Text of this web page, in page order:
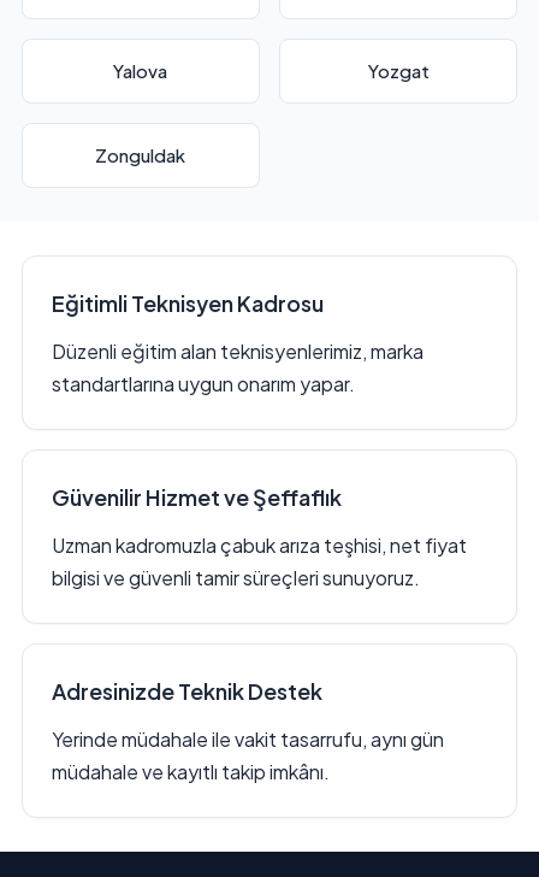
Yalova Yozgat
Zonguldak
Eğitimli Teknisyen Kadrosu
Düzenli eğitim alan teknisyenlerimiz, marka
standartlarına uygun onarım yapar.
Güvenilir Hizmet ve Şeffaflık
Uzman kadromuzla çabuk arıza teşhisi, net fiyat
bilgisi ve güvenli tamir süreçleri sunuyoruz.
Adresinizde Teknik Destek
Yerinde müdahale ile vakit tasarrufu, aynı gün
müdahale ve kayıtlı takip imkânı.